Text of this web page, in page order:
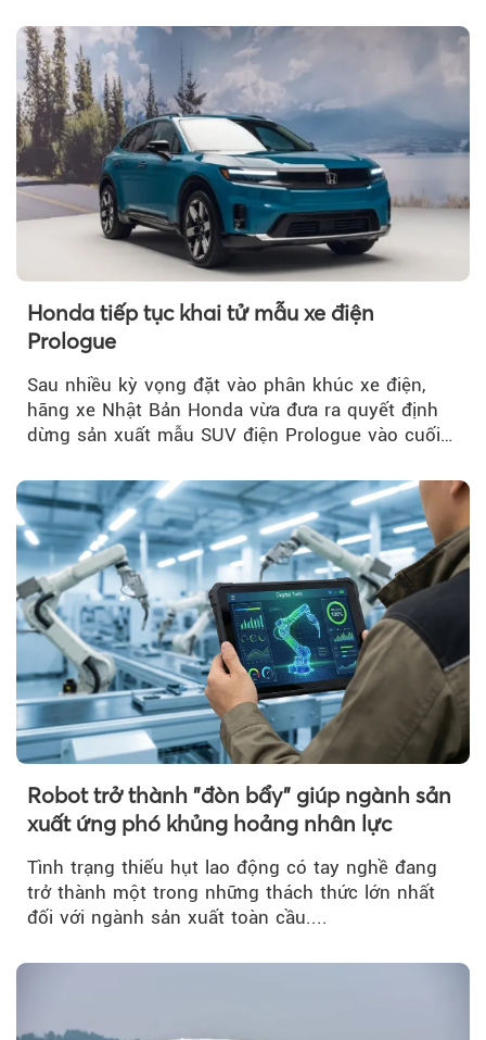
Honda tiếp tục khai tử mẫu xe điện
Prologue
Sau nhiều kỳ vọng đặt vào phân khúc xe điện,
hãng xe Nhật Bản Honda vừa đưa ra quyết định
dừng sản xuất mẫu SUV điện Prologue vào cuối
Robot trở thành "đòn bẩy" giúp ngành sản
xuất ứng phó khủng hoảng nhân lực
Tình trạng thiếu hụt lao động có tay nghề đang
trở thành một trong những thách thức lớn nhất
đối với ngành sản xuất toàn cầu....